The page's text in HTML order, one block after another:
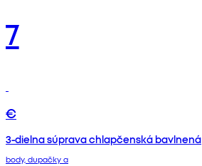
7
€
3-dielna súprava chlapčenská bavlnená
body, dupačky a